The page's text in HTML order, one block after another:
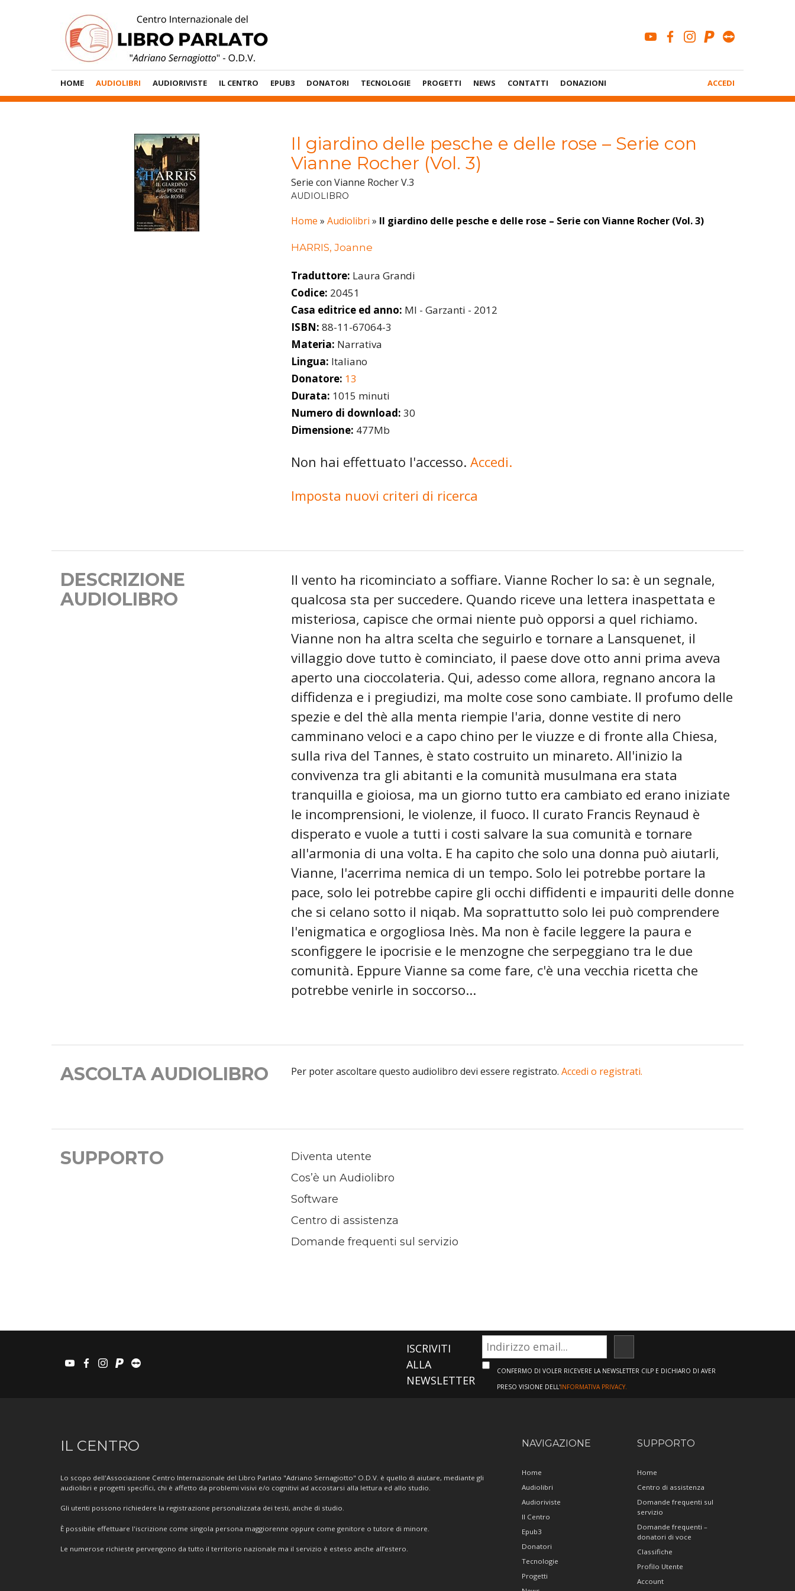
youtubefacebook
instagram
paypal
Menù
Principale
HOME AUDIOLIBRI AUDIORIVISTE IL CENTRO EPUB3 DONATORI TECNOLOGIE PROGETTI NEWS CONTATTI DONAZIONI
Account
ACCEDI
Il giardino delle pesche e delle rose – Serie con
Vianne Rocher (Vol. 3)
Serie con Vianne Rocher V.3
AUDIOLIBRO
Home » Audiolibri » Il giardino delle pesche e delle rose – Serie con Vianne Rocher (Vol. 3)
HARRIS, Joanne
Traduttore: Laura Grandi
Codice: 20451
Casa editrice ed anno: MI - Garzanti - 2012
ISBN: 88-11-67064-3
Materia: Narrativa
Lingua: Italiano
Donatore: 13
Durata: 1015 minuti
Numero di download: 30
Dimensione: 477Mb
Non hai effettuato l'accesso. Accedi.
Imposta nuovi criteri di ricerca
DESCRIZIONE
AUDIOLIBRO
Il vento ha ricominciato a soffiare. Vianne Rocher lo sa: è un segnale,
qualcosa sta per succedere. Quando riceve una lettera inaspettata e
misteriosa, capisce che ormai niente può opporsi a quel richiamo.
Vianne non ha altra scelta che seguirlo e tornare a Lansquenet, il
villaggio dove tutto è cominciato, il paese dove otto anni prima aveva
aperto una cioccolateria. Qui, adesso come allora, regnano ancora la
diffidenza e i pregiudizi, ma molte cose sono cambiate. Il profumo delle
spezie e del thè alla menta riempie l'aria, donne vestite di nero
camminano veloci e a capo chino per le viuzze e di fronte alla Chiesa,
sulla riva del Tannes, è stato costruito un minareto. All'inizio la
convivenza tra gli abitanti e la comunità musulmana era stata
tranquilla e gioiosa, ma un giorno tutto era cambiato ed erano iniziate
le incomprensioni, le violenze, il fuoco. Il curato Francis Reynaud è
disperato e vuole a tutti i costi salvare la sua comunità e tornare
all'armonia di una volta. E ha capito che solo una donna può aiutarli,
Vianne, l'acerrima nemica di un tempo. Solo lei potrebbe portare la
pace, solo lei potrebbe capire gli occhi diffidenti e impauriti delle donne
che si celano sotto il niqab. Ma soprattutto solo lei può comprendere
l'enigmatica e orgogliosa Inès. Ma non è facile leggere la paura e
sconfiggere le ipocrisie e le menzogne che serpeggiano tra le due
comunità. Eppure Vianne sa come fare, c'è una vecchia ricetta che
potrebbe venirle in soccorso...
ASCOLTA AUDIOLIBRO Per poter ascoltare questo audiolibro devi essere registrato. Accedi o registrati.
SUPPORTO
Diventa utente
Cos’è un Audiolibro
Software
Centro di assistenza
Domande frequenti sul servizio
youtubefacebook
instagram
paypalteamviewer
ISCRIVITI
ALLA
NEWSLETTER
CONFERMO DI VOLER RICEVERE LA NEWSLETTER CILP E DICHIARO DI AVER
PRESO VISIONE DELL'INFORMATIVA PRIVACY.
Informazioni
IL CENTRO
Lo scopo dell'Associazione Centro Internazionale del Libro Parlato "Adriano Sernagiotto" O.D.V. è quello di aiutare, mediante gli
audiolibri e progetti specifici, chi è affetto da problemi visivi e/o cognitivi ad accostarsi alla lettura ed allo studio.
Gli utenti possono richiedere la registrazione personalizzata dei testi, anche di studio.
È possibile effettuare l'iscrizione come singola persona maggiorenne oppure come genitore o tutore di minore.
Le numerose richieste pervengono da tutto il territorio nazionale ma il servizio è esteso anche all’estero.
NAVIGAZIONE
Home
Audiolibri
Audioriviste
Il Centro
Epub3
Donatori
Tecnologie
Progetti
SUPPORTO
Home
Centro di assistenza
Domande frequenti sul
servizio
Domande frequenti –
donatori di voce
Classifiche
Profilo Utente
Account